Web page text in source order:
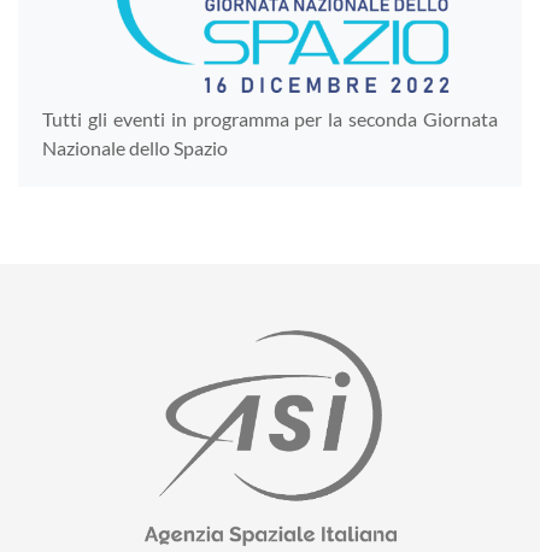
Tutti gli eventi in programma per la seconda Giornata
Nazionale dello Spazio